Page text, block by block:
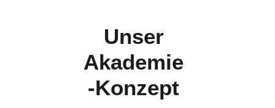
Unser
Akademie
-Konzept